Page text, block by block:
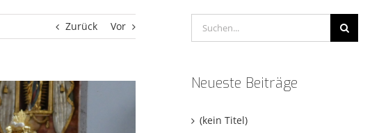
Zurück Vor
nach:
Neueste Beiträge
(kein Titel)